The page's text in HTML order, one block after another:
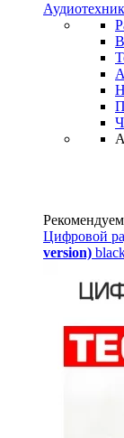
Рекомендуем
Цифровой
version)